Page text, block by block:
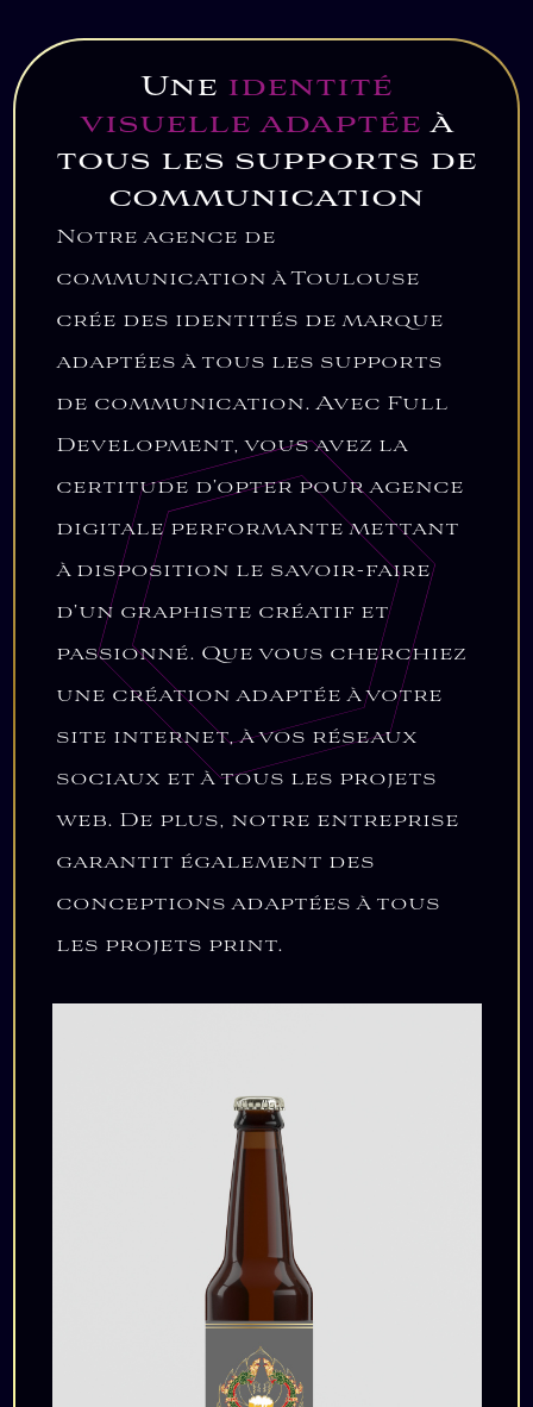
Une identité
visuelle adaptée à
tous les supports de
communication
Notre agence de
communication à Toulouse
crée des identités de marque
adaptées à tous les supports
de communication. Avec Full
Development, vous avez la
certitude d’opter pour agence
digitale performante mettant
à disposition le savoir-faire
d’un graphiste créatif et
passionné. Que vous cherchiez
une création adaptée à votre
site internet, à vos réseaux
sociaux et à tous les projets
web. De plus, notre entreprise
garantit également des
conceptions adaptées à tous
les projets print.